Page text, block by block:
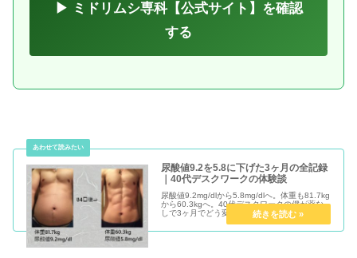
▶ ミドリムシ専科【公式サイト】を確認
する
尿酸値9.2を5.8に下げた3ヶ月の全記録
｜40代デスクワークの体験談
尿酸値9.2mg/dlから5.8mg/dlへ。体重も81.7kg
から60.3kgへ。40代デスクワークの僕が薬な
しで3ヶ月でどう変わったか、月ごとの変化と
実践内容をすべて正直に公開します。